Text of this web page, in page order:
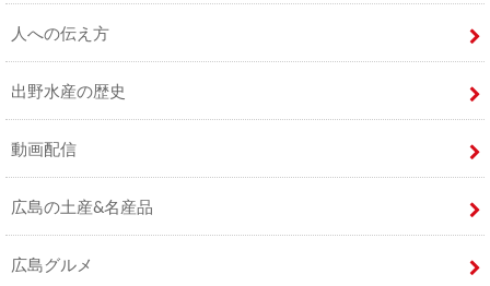
人への伝え方
出野水産の歴史
動画配信
広島の土産&名産品
広島グルメ